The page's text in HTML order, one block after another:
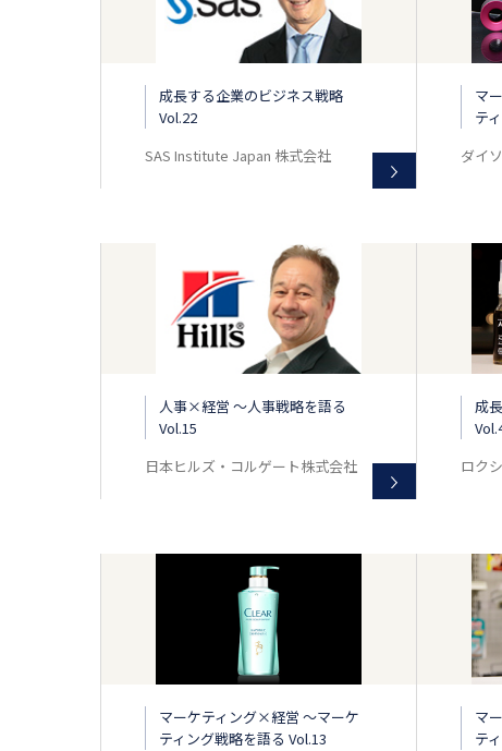
成長する企業のビジネス戦略
Vol.22
SAS Institute Japan 株式会社
マ
テ
ダイ
人事×経営 〜人事戦略を語る
Vol.15
日本ヒルズ・コルゲート株式会社
成
ロク
マーケティング×経営 ～マーケ
ティング戦略を語る Vol.13
マ
テ